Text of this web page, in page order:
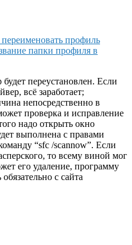
профиль
папки профиля в
переустановлен. Если
всё заработает;
непосредственно в
проверка и исправление
надо открыть окно
выполнена с правами
“sfc /scannow”. Если
то всему виной мог
его удаление, программу
с сайта